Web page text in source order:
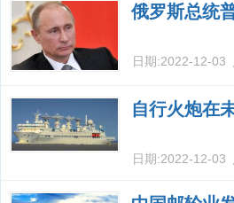
俄罗斯总统
日期:2022-12-03
自行火炮在
日期:2022-12-03